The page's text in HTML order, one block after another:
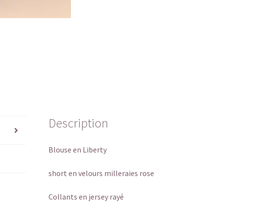
Description
Blouse en Liberty
short en velours milleraies rose
Collants en jersey rayé